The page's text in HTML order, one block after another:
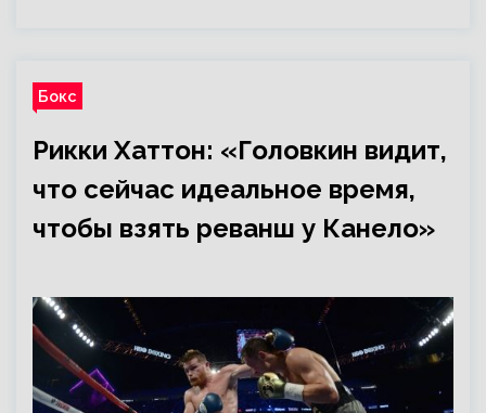
Бокс
Рикки Хаттон: «Головкин видит,
что сейчас идеальное время,
чтобы взять реванш у Канело»